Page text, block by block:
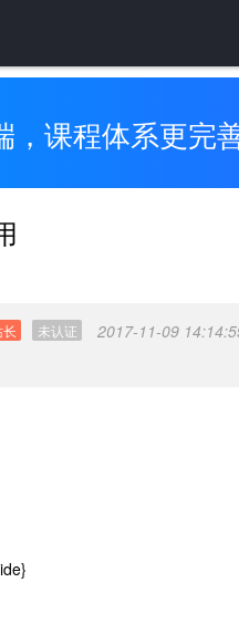
，课程体系更完
未认证 2017-11-09